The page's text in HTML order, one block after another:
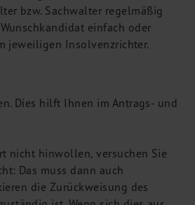
bzw. Sachwalter regelmäßig
einfach oder
jeweiligen Insolvenzrichter.
Dies hilft Ihnen im Antrags- und
nicht hinwollen, versuchen Sie
Das muss dann auch
die Zurückweisung des